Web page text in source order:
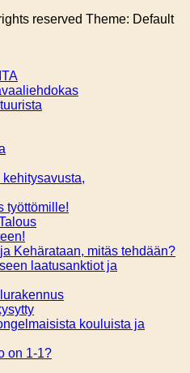
reserved Theme: Default
kehitysavusta,
työttömille!
Kehärataan, mitäs tehdään?
laatusanktiot ja
kouluista ja
on 1-1?